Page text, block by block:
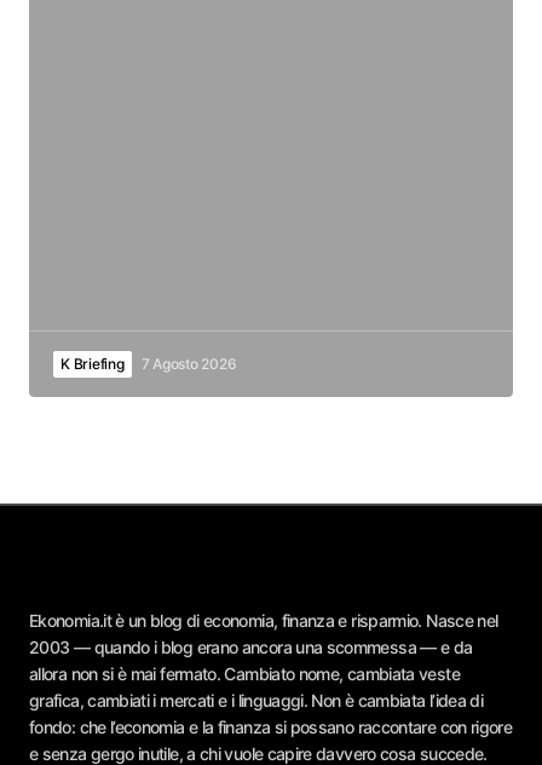
K Briefing 7 Agosto 2026
Ekonomia.it è un blog di economia, finanza e risparmio. Nasce nel
2003 — quando i blog erano ancora una scommessa — e da
allora non si è mai fermato. Cambiato nome, cambiata veste
grafica, cambiati i mercati e i linguaggi. Non è cambiata l’idea di
fondo: che l’economia e la finanza si possano raccontare con rigore
e senza gergo inutile, a chi vuole capire davvero cosa succede.